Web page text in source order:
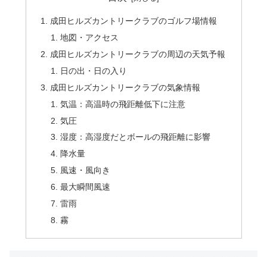
成田ヒルズカントリークラブのゴルフ場情報
地図・アクセス
成田ヒルズカントリークラブの周辺の天気予報
日の出・日の入り
成田ヒルズカントリークラブの気象情報
気温：高温時の飛距離低下に注意
気圧
湿度：高湿度だとボールの飛距離に影響
降水量
風速・風向き
最大瞬間風速
雷雨
霧